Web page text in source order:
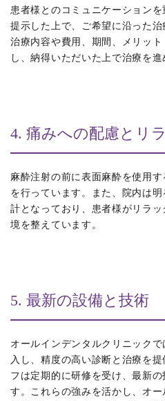
患者様とのコミュニケーション
提示した上で、ご希望に沿った治
治療内容や費用、期間、メリッ
し、納得いただいた上で治療を進
4. 痛みへの配慮とリ
麻酔注射の前に表面麻酔を使用
を行っています。また、院内は
計となっており、患者様がリラ
境を整えています。
5. 最新の設備と技術
オールインデンタルクリニック
入し、精度の高い診断と治療を
フは定期的に研修を受け、最新
す。これらの強みを活かし、オ